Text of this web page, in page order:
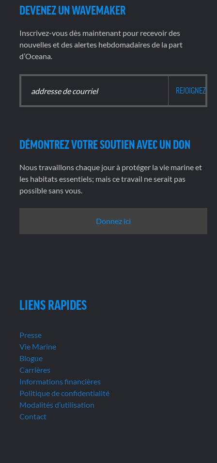
DEVENEZ UN WAVEMAKER
Inscrivez-vous dès maintenant pour recevoir des
nouvelles et des alertes hebdomadaires de la part
d’Oceana.
DÉMONTREZ VOTRE SOUTIEN AVEC UN DON
Nous travaillons chaque jour à protéger la vie marine et
les habitats essentiels; mais ce travail ne serait pas
possible sans vous.
Donnez ici
LIENS RAPIDES
Presse
Vie Marine
Blogue
Carrières
Informations financières
Politique de confidentialité
Modalités d’utilisation
Contact